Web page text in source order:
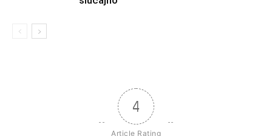
4
Article Rating